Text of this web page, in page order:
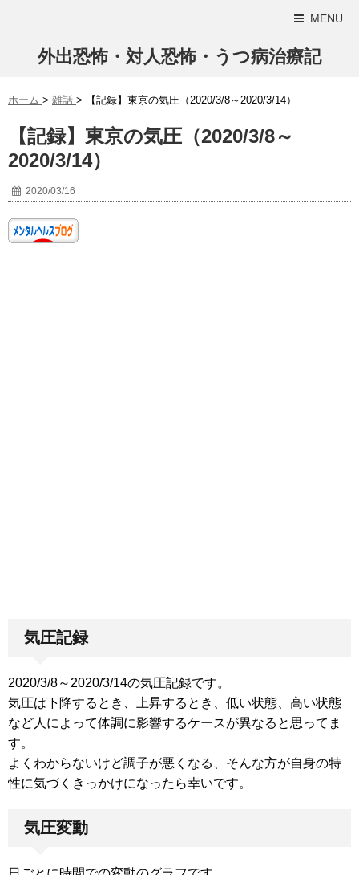
MENU
外出恐怖・対人恐怖・うつ病治療記
ホーム > 雑話 > 【記録】東京の気圧（2020/3/8～2020/3/14）
【記録】東京の気圧（2020/3/8～
2020/3/14）
2020/03/16
気圧記録
2020/3/8～2020/3/14の気圧記録です。
気圧は下降するとき、上昇するとき、低い状態、高い状態
など人によって体調に影響するケースが異なると思ってま
す。
よくわからないけど調子が悪くなる、そんな方が自身の特
性に気づくきっかけになったら幸いです。
気圧変動